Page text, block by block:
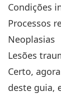
Condições
Processos
Neoplasias
Lesões
Certo,
deste guia,